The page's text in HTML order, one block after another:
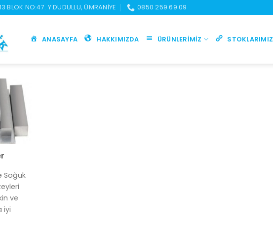
BLOK NO:47. Y.DUDULLU, ÜMRANIYE 0850 259 69 09
ANASAYFA HAKKIMIZDA ÜRÜNLERIMIZ STOKLARIMIZ
Soğuk
ve
iyi